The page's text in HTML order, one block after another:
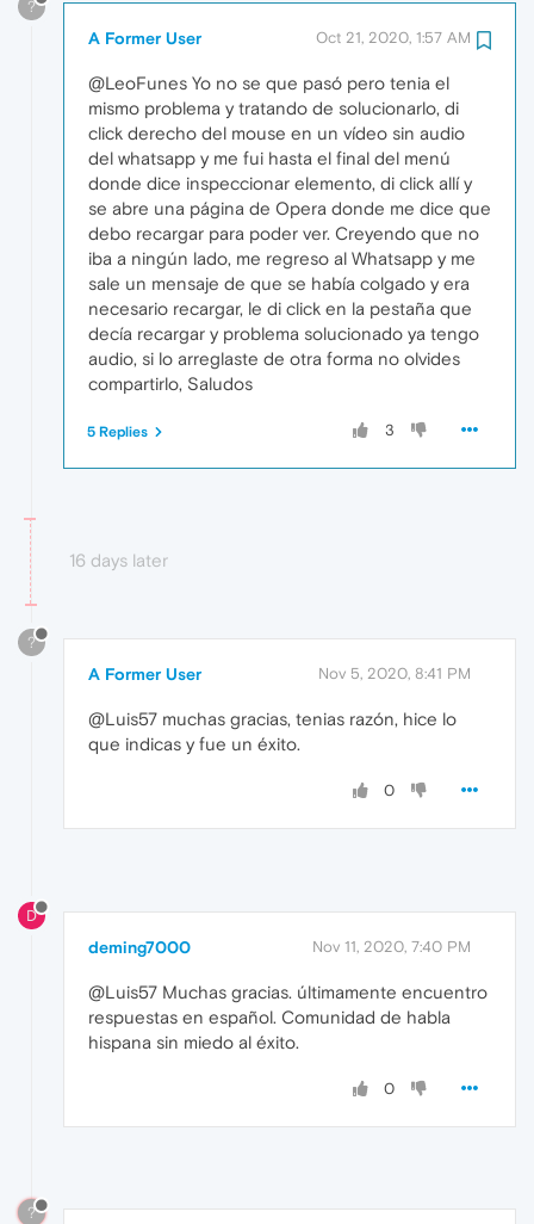
?
A Former User Oct 21, 2020, 1:57 AM
@LeoFunes Yo no se que pasó pero tenia el
mismo problema y tratando de solucionarlo, di
click derecho del mouse en un vídeo sin audio
del whatsapp y me fui hasta el final del menú
donde dice inspeccionar elemento, di click allí y
se abre una página de Opera donde me dice que
debo recargar para poder ver. Creyendo que no
iba a ningún lado, me regreso al Whatsapp y me
sale un mensaje de que se había colgado y era
necesario recargar, le di click en la pestaña que
decía recargar y problema solucionado ya tengo
audio, si lo arreglaste de otra forma no olvides
compartirlo, Saludos
3
5 Replies
16 days later
?
A Former User Nov 5, 2020, 8:41 PM
@Luis57 muchas gracias, tenias razón, hice lo
que indicas y fue un éxito.
0
D
deming7000 Nov 11, 2020, 7:40 PM
@Luis57 Muchas gracias. últimamente encuentro
respuestas en español. Comunidad de habla
hispana sin miedo al éxito.
0
?